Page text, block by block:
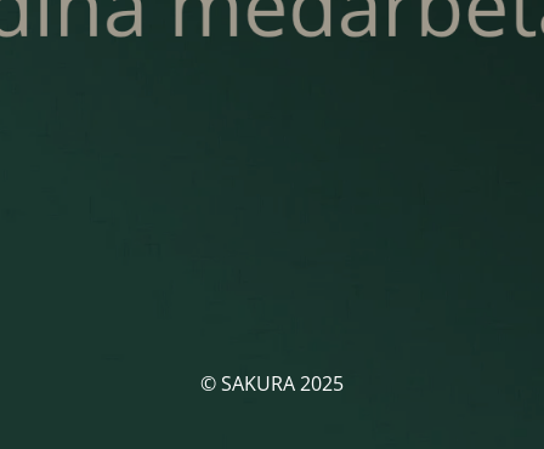
© SAKURA 2025